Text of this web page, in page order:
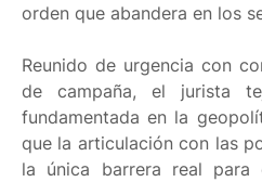
orden que abandera en los
Reunido de urgencia con
de campaña, el jurista
fundamentada en la
que la articulación con las
la única barrera real para